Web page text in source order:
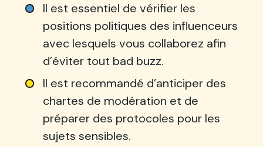
Il est essentiel de vérifier les
positions politiques des influenceurs
avec lesquels vous collaborez afin
d’éviter tout bad buzz.
Il est recommandé d’anticiper des
chartes de modération et de
préparer des protocoles pour les
sujets sensibles.